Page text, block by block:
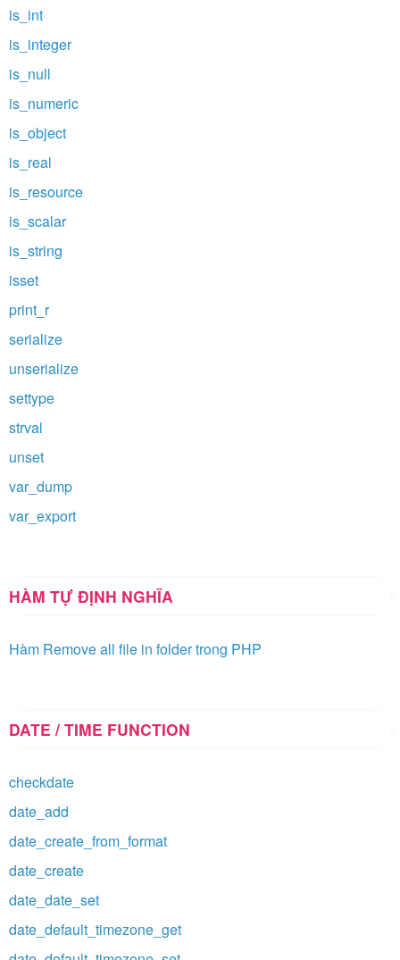
is_int
is_integer
is_null
is_numeric
is_object
is_real
is_resource
is_scalar
is_string
isset
print_r
serialize
unserialize
settype
strval
unset
var_dump
var_export
HÀM TỰ ĐỊNH NGHĨA
Hàm Remove all file in folder trong PHP
DATE / TIME FUNCTION
checkdate
date_add
date_create_from_format
date_create
date_date_set
date_default_timezone_get